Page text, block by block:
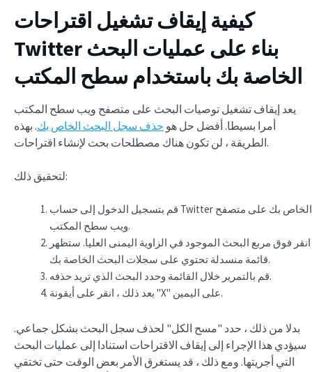
كيفية إيقاف تشغيل اقتراحات
Twitter
الخاصة بك باستخدام سطح المكتب
يعد إيقاف تشغيل توصيات البحث على متصفح ويب سطح المكتب
أمرا بسيطا. أفضل حل هو حذف سجل البحث الخاص بك. بهذه
الطريقة ، لن تكون هناك مصطلحات بحث لإنشاء اقتراحات.
لتحقيق ذلك:
قم بتسجيل الدخول إلى حساب Twitter الخاص بك على متصفح
ويب سطح المكتب.
انقر فوق مربع البحث الموجود في الزاوية اليمنى العليا. ستظهر
قائمة منسدلة تحتوي على سجلات البحث الخاصة بك.
قم بالتمرير خلال القائمة وحدد البحث الذي تريد حذفه.
بعد ذلك ، انقر على أيقونة "X" على اليمين.
بدلا من ذلك ، حدد "مسح الكل" لحذف سجل البحث بشكل جماعي.
سيؤدي هذا الإجراء إلى إيقاف الاقتراحات استنادا إلى عمليات البحث
التي أجريتها. ومع ذلك ، قد يستغرق الأمر بعض الوقت حتى تختفي